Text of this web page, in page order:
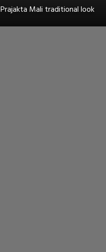
Prajakta Mali traditional look